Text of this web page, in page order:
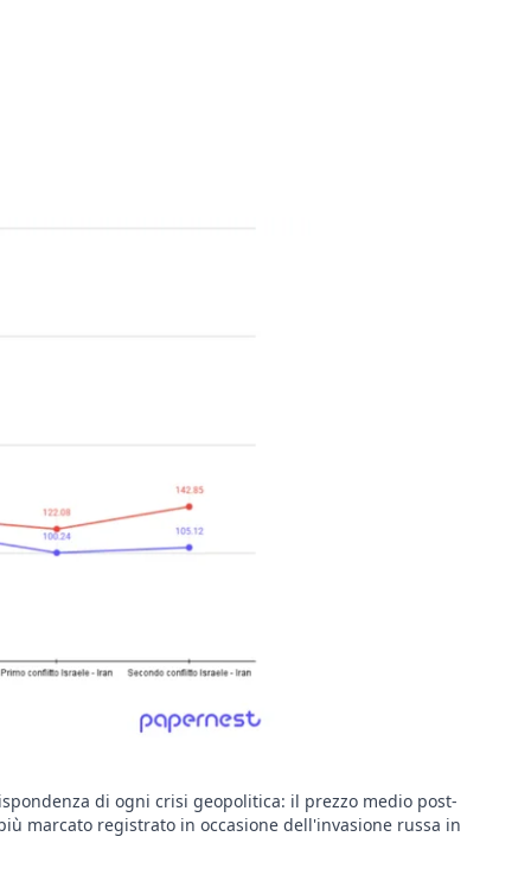
di ogni crisi geopolitica: il prezzo medio post-
marcato registrato in occasione dell'invasione russa in